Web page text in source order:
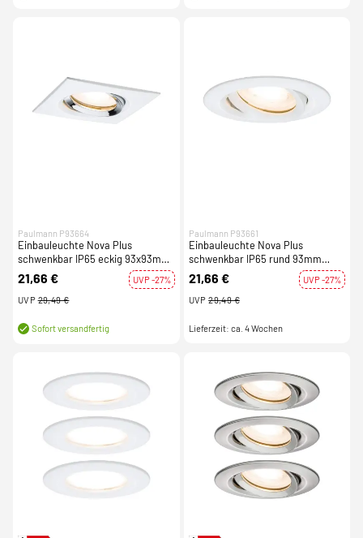
Paulmann P93664
Einbauleuchte Nova Plus
schwenkbar IP65 eckig 93x93mm
GU5,3 / GU10 max. 35W dimmbar
Weiß matt/Chrom
21,66 €
UVP -27%
UVP 29,49 €
Sofort versandfertig
Paulmann P93661
Einbauleuchte Nova Plus
schwenkbar IP65 rund 93mm
GU5,3 / GU10 max. 35W dimmbar
Weiß matt
21,66 €
UVP -27%
UVP 29,49 €
Lieferzeit: ca. 4 Wochen